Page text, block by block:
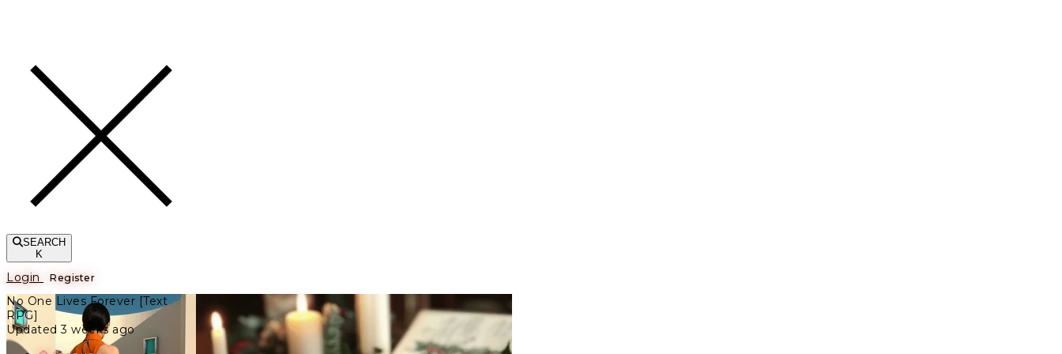
SEARCH
K
Login Register
No One Lives Forever [Text
RPG]
Updated 3 weeks ago